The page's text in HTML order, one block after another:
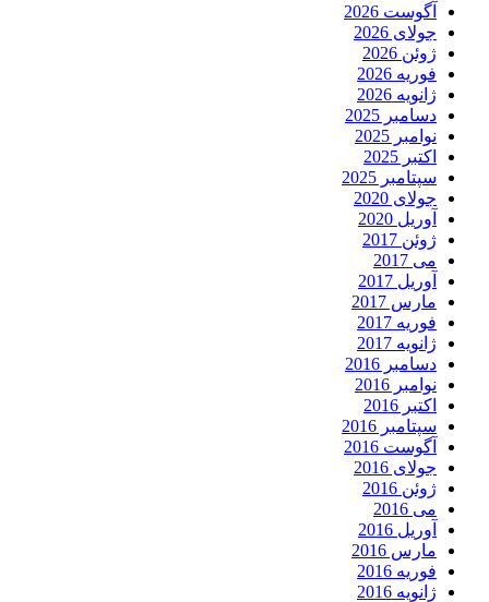
آگوست 2026
جولای 2026
ژوئن 2026
فوریه 2026
ژانویه 2026
دسامبر 2025
نوامبر 2025
اکتبر 2025
سپتامبر 2025
جولای 2020
آوریل 2020
ژوئن 2017
می 2017
آوریل 2017
مارس 2017
فوریه 2017
ژانویه 2017
دسامبر 2016
نوامبر 2016
اکتبر 2016
سپتامبر 2016
آگوست 2016
جولای 2016
ژوئن 2016
می 2016
آوریل 2016
مارس 2016
فوریه 2016
ژانویه 2016